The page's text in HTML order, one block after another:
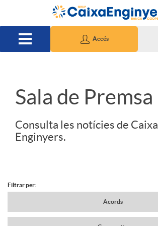
Salta al contingut principal
Accés
S
d
Sala de Premsa
Consulta les notícies de Caixa
Enginyers.
N
Filtrar per:
Acords